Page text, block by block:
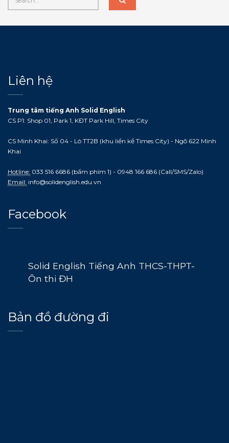
Liên hệ
Trung tâm tiếng Anh Solid English
CS P1: Shop 01, Park 1, KĐT Park Hill, Times City
CS Minh Khai: Số 04 - Lô TT2B (khu liền kề Times City) - Ngõ 622 Minh
Khai
Hotline: 033 516 6686 (bấm phím 1) - 0948 166 686 (Call/SMS/Zalo)
Email: info@solidenglish.edu.vn
Facebook
Solid English Tiếng Anh THCS-THPT-
Ôn thi ĐH
Bản đồ đường đi